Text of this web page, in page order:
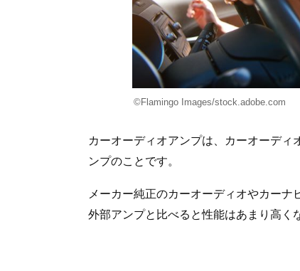
©Flamingo Images/stock.adobe.com
カーオーディオアンプは、カーオーデ
ンプのことです。
メーカー純正のカーオーディオやカーナ
外部アンプと比べると性能はあまり高く